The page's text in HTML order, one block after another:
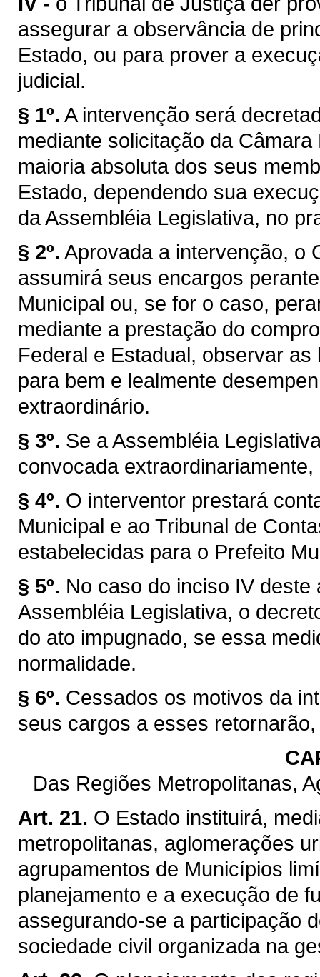
assegurar a observância de
Estado, ou para prover a
judicial.
§ 1º. A intervenção será
mediante solicitação da
maioria absoluta dos seus
Estado, dependendo sua
da Assembléia Legislativa, no
§ 2º. Aprovada a intervenção, o
assumirá seus encargos
Municipal ou, se for o caso,
mediante a prestação do
Federal e Estadual, observar
para bem e lealmente
extraordinário.
§ 3º. Se a Assembléia
convocada
§ 4º. O interventor prestará
Municipal e ao Tribunal de
estabelecidas para o Prefeito
§ 5º. No caso do inciso IV
Assembléia Legislativa, o
do ato impugnado, se essa
normalidade.
§ 6º. Cessados os motivos da
seus cargos a esses
Das Regiões Metropolitanas,
Art. 21. O Estado instituirá,
metropolitanas, aglomerações
agrupamentos de Municípios
planejamento e a execução de
assegurando-se a participação
sociedade civil organizada na